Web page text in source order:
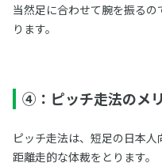
当然足に合わせて腕を振る
ります。
④：ピッチ走法のメ
ピッチ走法は、短足の日本
距離走的な体裁をとります。